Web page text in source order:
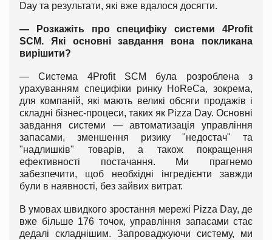
Day та результати, які вже вдалося досягти.
— Розкажіть про специфіку системи 4Profit
SCM. Які основні завдання вона покликана
вирішити?
— Система 4Profit SCM була розроблена з
урахуванням специфіки ринку HoReCa, зокрема,
для компаній, які мають великі обсяги продажів і
складні бізнес-процеси, таких як Pizza Day. Основні
завдання системи — автоматизація управління
запасами, зменшення ризику "недостач" та
"надлишків" товарів, а також покращення
ефективності постачання. Ми прагнемо
забезпечити, щоб необхідні інгредієнти завжди
були в наявності, без зайвих витрат.
В умовах швидкого зростання мережі Pizza Day, де
вже більше 176 точок, управління запасами стає
дедалі складнішим. Запроваджуючи систему, ми